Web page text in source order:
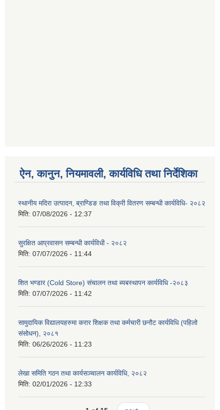
ऐन, कानुन, नियमावली, कार्यविधि तथा निर्देशिका
स्थानीय मदिरा उत्पादन, ब्राण्डिङ तथा विक्री वितरण सम्बन्धी कार्यविधि- २०८२
मिति: 07/08/2026 - 12:37
सुरक्षित आप्रवासन सम्बन्धी कार्यविधी - २०८२
मिति: 07/07/2026 - 11:44
शित भण्डार (Cold Store) संचालन तथा ब्यबस्थापन कार्यविधि -२०८३
मिति: 07/07/2026 - 11:42
सामुदायिक विद्यालयहरुमा करार शिक्षक तथा कर्मचारी छनौट कार्यविधि (पहिलो
संसोधन), २०८१
मिति: 06/26/2026 - 11:23
लेखा समिति गठन तथा कार्यसञ्चालन कार्यविधि, २०८२
मिति: 02/01/2026 - 12:33